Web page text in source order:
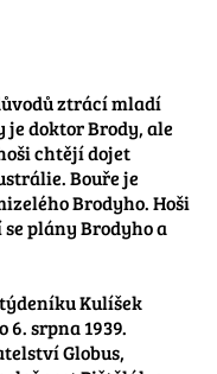
ztrácí mladí
je doktor Brody, ale
chtějí dojet
Bouře je
Brodyho. Hoši
plány Brodyho a
Kulíšek
6. srpna 1939.
Globus,